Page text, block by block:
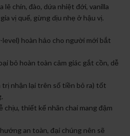
lê chín, đào, dứa nhiệt đới, vanilla
vị quế, gừng dịu nhẹ ở hậu vị.
hoàn hảo cho người mới bắt
bỏ hoàn toàn cảm giác gắt cồn, dễ
trị nhận lại trên số tiền bỏ ra) tốt
chịu, thiết kế nhãn chai mang đậm
an toàn, đại chúng nên sẽ